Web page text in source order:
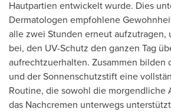
Hautpartien entwickelt wurde. Dies
Dermatologen empfohlene
alle zwei Stunden erneut aufzutragen,
bei, den UV-Schutz den ganzen Tag
aufrechtzuerhalten. Zusammen bilden
und der Sonnenschutzstift eine
Routine, die sowohl die morgendliche
das Nachcremen unterwegs